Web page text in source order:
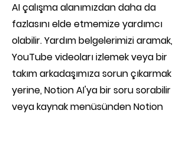
AI çalışma alanımızdan daha da
fazlasını elde etmemize yardımcı
olabilir. Yardım belgelerimizi aramak,
YouTube videoları izlemek veya bir
takım arkadaşımıza sorun çıkarmak
yerine, Notion AI'ya bir soru sorabilir
veya kaynak menüsünden Notion